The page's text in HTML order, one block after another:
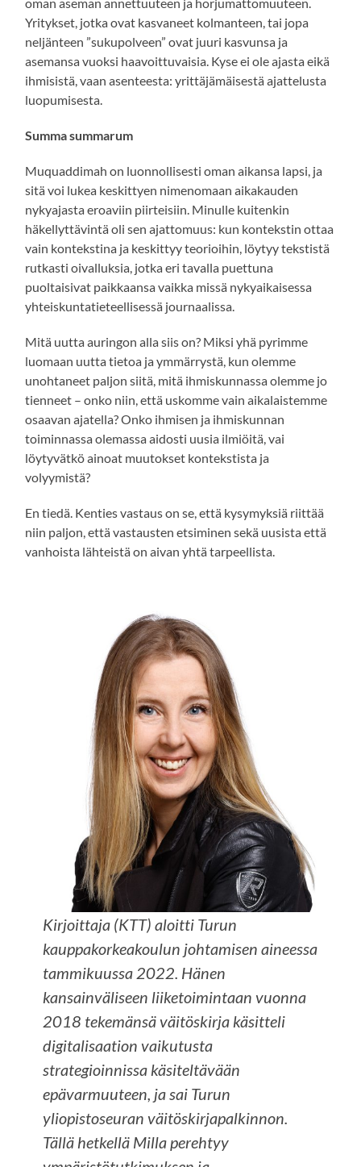
Yritykset, jotka ovat kasvaneet kolmanteen, tai jopa
neljänteen ”sukupolveen” ovat juuri kasvunsa ja
asemansa vuoksi haavoittuvaisia. Kyse ei ole ajasta eikä
ihmisistä, vaan asenteesta: yrittäjämäisestä ajattelusta
luopumisesta.
Summa summarum
Muquaddimah on luonnollisesti oman aikansa lapsi, ja
sitä voi lukea keskittyen nimenomaan aikakauden
nykyajasta eroaviin piirteisiin. Minulle kuitenkin
häkellyttävintä oli sen ajattomuus: kun kontekstin ottaa
vain kontekstina ja keskittyy teorioihin, löytyy tekstistä
rutkasti oivalluksia, jotka eri tavalla puettuna
puoltaisivat paikkaansa vaikka missä nykyaikaisessa
yhteiskuntatieteellisessä journaalissa.
Mitä uutta auringon alla siis on? Miksi yhä pyrimme
luomaan uutta tietoa ja ymmärrystä, kun olemme
unohtaneet paljon siitä, mitä ihmiskunnassa olemme jo
tienneet – onko niin, että uskomme vain aikalaistemme
osaavan ajatella? Onko ihmisen ja ihmiskunnan
toiminnassa olemassa aidosti uusia ilmiöitä, vai
löytyvätkö ainoat muutokset kontekstista ja
volyymistä?
En tiedä. Kenties vastaus on se, että kysymyksiä riittää
niin paljon, että vastausten etsiminen sekä uusista että
vanhoista lähteistä on aivan yhtä tarpeellista.
Kirjoittaja (KTT) aloitti Turun
kauppakorkeakoulun johtamisen aineessa
tammikuussa 2022. Hänen
kansainväliseen liiketoimintaan vuonna
2018 tekemänsä väitöskirja käsitteli
digitalisaation vaikutusta
strategioinnissa käsiteltävään
epävarmuuteen, ja sai Turun
yliopistoseuran väitöskirjapalkinnon.
Tällä hetkellä Milla perehtyy